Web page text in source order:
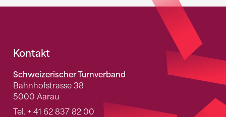
Fusszeile
Kontakt
Schweizerischer Turnverband
Bahnhofstrasse 38
5000 Aarau
Tel. + 41 62 837 82 00